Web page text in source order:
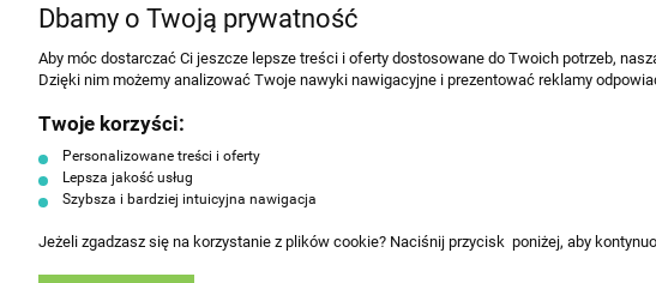
INFORMACJE
Producenci
Polityka prywatności
Koszty dostawy
Tabela rozmiarów ubrań
HorecaEurope
Dbamy o Twoją prywatność
Aby móc dostarczać Ci jeszcze lepsze treści i oferty dostosowane do Twoich potrzeb,
Dzięki nim możemy analizować Twoje nawyki nawigacyjne i prezentować reklamy
Twoje korzyści:
Personalizowane treści i oferty
Lepsza jakość usług
Szybsza i bardziej intuicyjna nawigacja
Jeżeli zgadzasz się na korzystanie z plików cookie? Naciśnij przycisk poniżej, aby